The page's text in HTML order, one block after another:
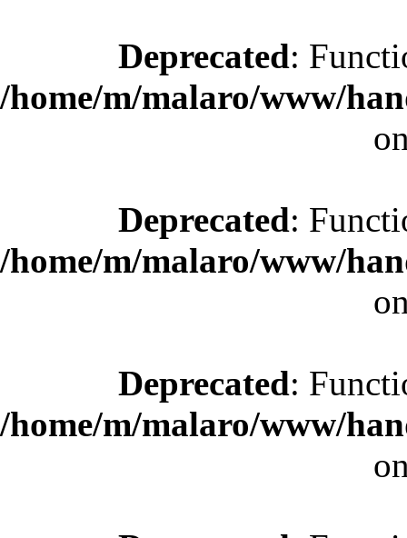
Deprecated:
/home/m/malaro/www/
Deprecated:
/home/m/malaro/www/
Deprecated:
/home/m/malaro/www/